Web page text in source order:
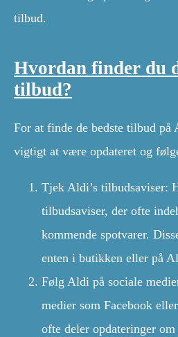
tilbud.
Hvordan finder du
tilbud?
For at finde de bedste tilbud på
vigtigt at være opdateret og
Tjek Aldi’s tilbudsaviser:
tilbudsaviser, der ofte
kommende spotvarer.
enten i butikken eller på
Følg Aldi på sociale
medier som Facebook
ofte deler opdateringer